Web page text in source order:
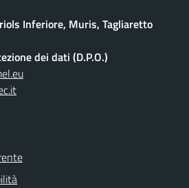
Inferiore, Muris, Tagliaretto
dei dati (D.P.O.)